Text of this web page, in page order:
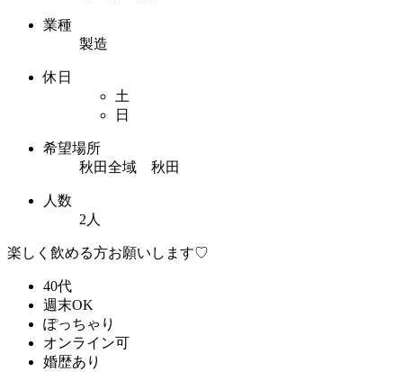
業種
製造
休日
土
日
希望場所
秋田全域 秋田
人数
2人
楽しく飲める方お願いします♡
40代
週末OK
ぽっちゃり
オンライン可
婚歴あり